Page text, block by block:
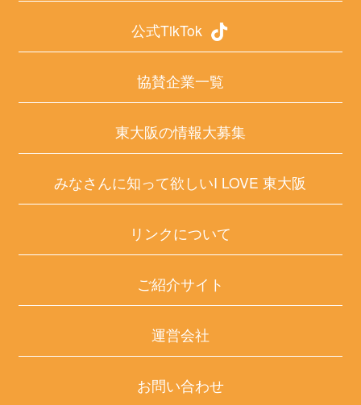
公式TikTok
協賛企業一覧
東大阪の情報大募集
みなさんに知って欲しいI LOVE 東大阪
リンクについて
ご紹介サイト
運営会社
お問い合わせ